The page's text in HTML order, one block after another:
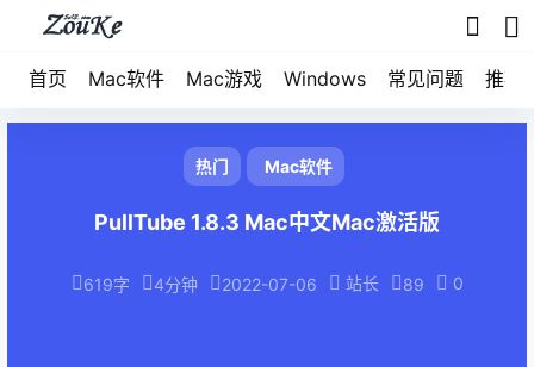
首页 Mac软件 Mac游戏 Windows 常见问题 推荐
热门 Mac软件
PullTube 1.8.3 Mac中文Mac激活版
619字 4分钟 2022-07-06 站长 89 0